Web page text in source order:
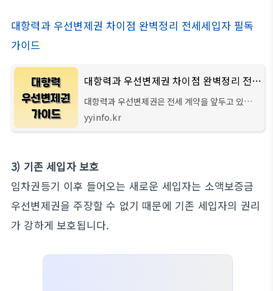
대항력과 우선변제권 차이점 완벽정리 전세세입자 필독
가이드
대항력과 우선변제권 차이점 완벽정리 전세세입자 필독 가이드
대항력과 우선변제권은 전세 계약을 앞두고 있다
면 전세보증금을 지키기 위해 반드시 알아야 할 법
적 권리입니다. 이 두 권리는 평소에는 체감하기 어
yyinfo.kr
3) 기존 세입자 보호
임차권등기 이후 들어오는 새로운 세입자는 소액보증금
우선변제권을 주장할 수 없기 때문에 기존 세입자의 권리
가 강하게 보호됩니다.